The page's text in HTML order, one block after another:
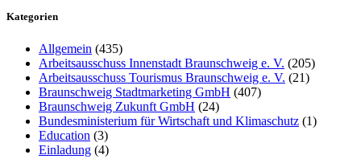
Kategorien
Allgemein (435)
Arbeitsausschuss Innenstadt Braunschweig e. V. (205)
Arbeitsausschuss Tourismus Braunschweig e. V. (21)
Braunschweig Stadtmarketing GmbH (407)
Braunschweig Zukunft GmbH (24)
Bundesministerium für Wirtschaft und Klimaschutz (1)
Education (3)
Einladung (4)